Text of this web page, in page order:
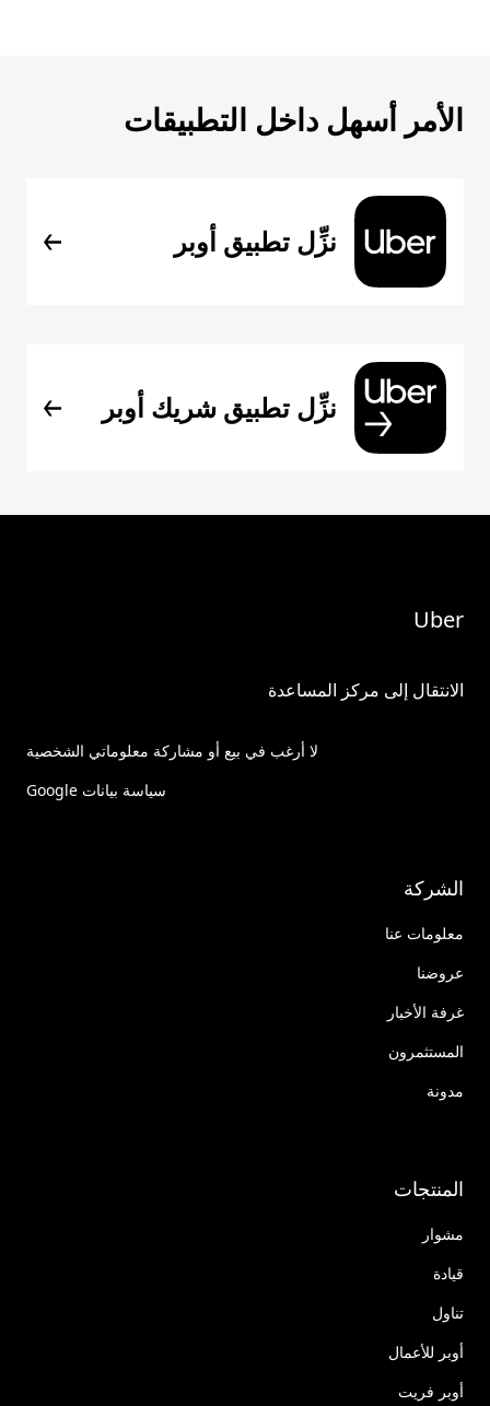
الأمر أسهل داخل التطبيقات
نزِّل تطبيق أوبر
نزِّل تطبيق شريك أوبر
Uber
الانتقال إلى مركز المساعدة
لا أرغب في بيع أو مشاركة معلوماتي الشخصية
سياسة بيانات Google
الشركة
معلومات عنا
عروضنا
غرفة الأخبار
المستثمرون
مدونة
المنتجات
مشوار
قيادة
تناول
أوبر للأعمال
أوبر فريت